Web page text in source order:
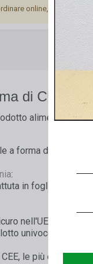
online, è
di CUORE
alimentare, E
a forma di cuore.
:
in fogli con
nell'UE e
univoco.
le più esigenti al